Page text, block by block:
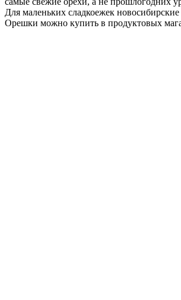
Для маленьких сладкоежек
Орешки можно купить в продуктовых